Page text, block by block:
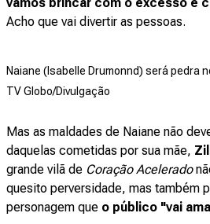
vamos brincar com o excesso e
Acho que vai divertir as pessoas.
Naiane (Isabelle Drumonnd) será pedra
TV Globo/Divulgação
Mas as maldades de Naiane não
daquelas cometidas por sua mãe,
grande vilã de Coração Acelerado
quesito perversidade, mas também
personagem que o público "vai